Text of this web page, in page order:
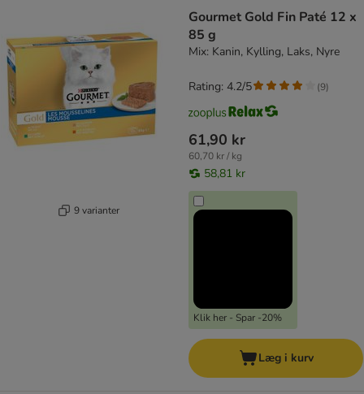
9 varianter
Gourmet Gold Fin Paté 12 x
85 g
Mix: Kanin, Kylling, Laks, Nyre
61,90 kr
60,70 kr / kg
58,81 kr
Klik her - Spar -20%
Rating: 4.2/5 (9)
Læg i kurv